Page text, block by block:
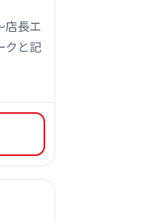
店長エ
クと記